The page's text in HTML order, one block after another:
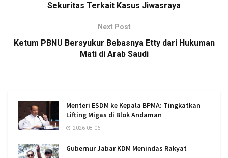
Sekuritas Terkait Kasus Jiwasraya
Next Post
Ketum PBNU Bersyukur Bebasnya Etty dari Hukuman
Mati di Arab Saudi
Menteri ESDM ke Kepala BPMA: Tingkatkan
Lifting Migas di Blok Andaman
2026-08-06
Gubernur Jabar KDM Menindas Rakyat